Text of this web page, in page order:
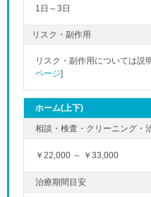
1日～3日
リスク・副作用
リスク・副作用については説
ページ]
ホーム(上下)
￥22,000 ～ ￥33,000